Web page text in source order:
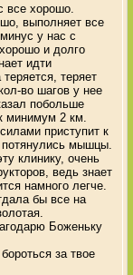
все хорошо.
выполняет все
у нас с
и долго
идти
теряет
во шагов у нее
побольше
минимум 2 км.
приступит к
мышцы.
клинику, очень
ведь знает
намного легче.
бы все на
Боженьку
за твое